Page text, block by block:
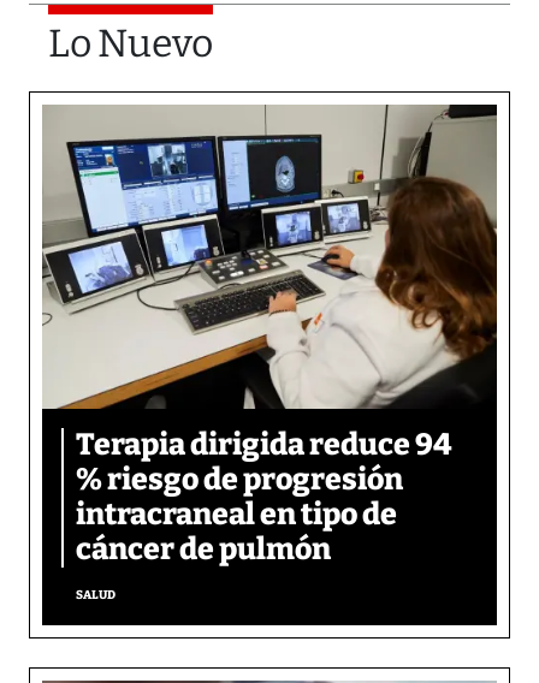
Lo Nuevo
Terapia dirigida reduce 94
% riesgo de progresión
intracraneal en tipo de
cáncer de pulmón
SALUD